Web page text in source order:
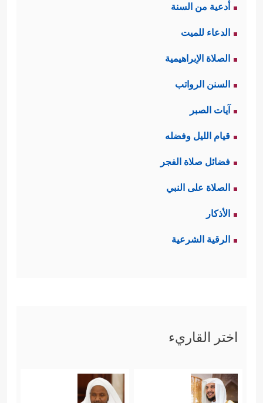
أدعية من السنة
الدعاء للميت
الصلاة الإبراهيمية
السنن الرواتب
آيات الصبر
قيام الليل وفضله
فضائل صلاة الفجر
الصلاة على النبي
الأذكار
الرقية الشرعية
اختر القاريء